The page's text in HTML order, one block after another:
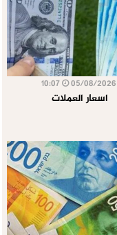
اسعار العملات